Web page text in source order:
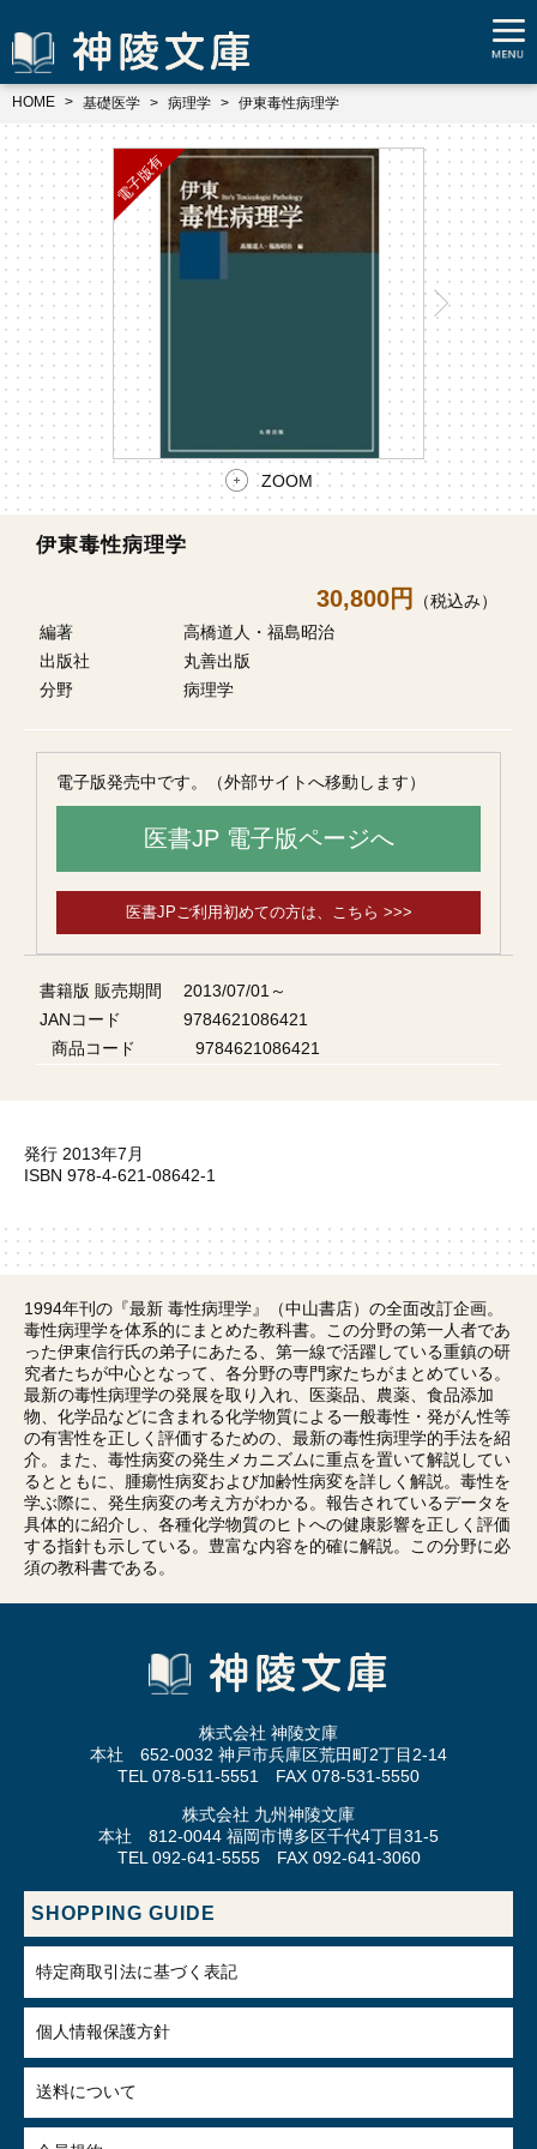
HOME 基礎医学 病理学 伊東毒性病理学
ZOOM
伊東毒性病理学
30,800円
（税込み）
編著
高橋道人・福島昭治
出版社
丸善出版
分野
病理学
電子版発売中です。（外部サイトへ移動します）
医書JP 電子版ページへ
医書JPご利用初めての方は、こちら >>>
書籍版 販売期間
2013/07/01～
JANコード
9784621086421
商品コード
9784621086421
発行 2013年7月
ISBN 978-4-621-08642-1
1994年刊の『最新 毒性病理学』（中山書店）の全面改訂企画。
毒性病理学を体系的にまとめた教科書。この分野の第一人者であ
った伊東信行氏の弟子にあたる、第一線で活躍している重鎮の研
究者たちが中心となって、各分野の専門家たちがまとめている。
最新の毒性病理学の発展を取り入れ、医薬品、農薬、食品添加
物、化学品などに含まれる化学物質による一般毒性・発がん性等
の有害性を正しく評価するための、最新の毒性病理学的手法を紹
介。また、毒性病変の発生メカニズムに重点を置いて解説してい
るとともに、腫瘍性病変および加齢性病変を詳しく解説。毒性を
学ぶ際に、発生病変の考え方がわかる。報告されているデータを
具体的に紹介し、各種化学物質のヒトへの健康影響を正しく評価
する指針も示している。豊富な内容を的確に解説。この分野に必
須の教科書である。
株式会社 神陵文庫
本社 652-0032 神戸市兵庫区荒田町2丁目2-14
TEL 078-511-5551 FAX 078-531-5550
株式会社 九州神陵文庫
本社 812-0044 福岡市博多区千代4丁目31-5
TEL 092-641-5555 FAX 092-641-3060
SHOPPING GUIDE
特定商取引法に基づく表記
個人情報保護方針
送料について